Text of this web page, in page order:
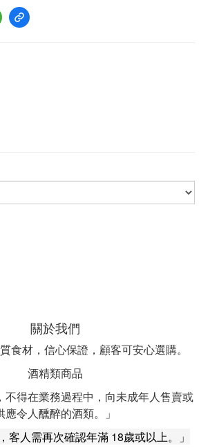
關於我們
食材，信心保證，顧客可安心選購。
酒精類商品
不得在業務過程中，向未成年人售賣或
應令人醺醉的酒類。」
客人需再次確認年滿 18歲或以上。」